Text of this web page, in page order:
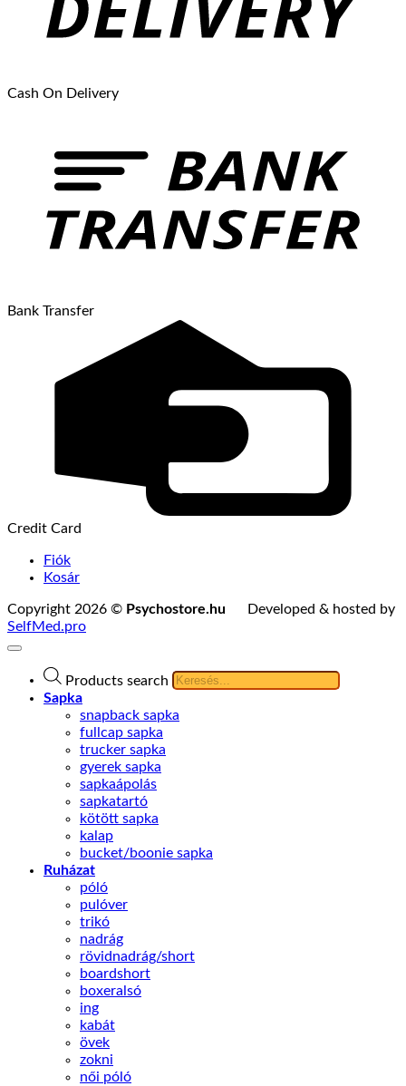
Cash On Delivery
Bank Transfer
Credit Card
Fiók
Kosár
Copyright 2026 © Psychostore.hu Developed & hosted by
SelfMed.pro
Products search
Sapka
snapback sapka
fullcap sapka
trucker sapka
gyerek sapka
sapkaápolás
sapkatartó
kötött sapka
kalap
bucket/boonie sapka
Ruházat
póló
pulóver
trikó
nadrág
rövidnadrág/short
boardshort
boxeralsó
ing
kabát
övek
zokni
női póló